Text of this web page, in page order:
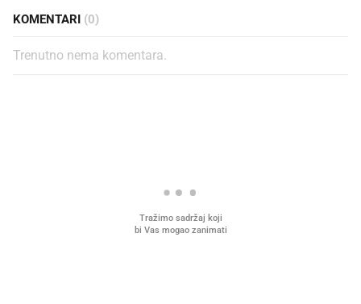
KOMENTARI (0)
Trenutno nema komentara.